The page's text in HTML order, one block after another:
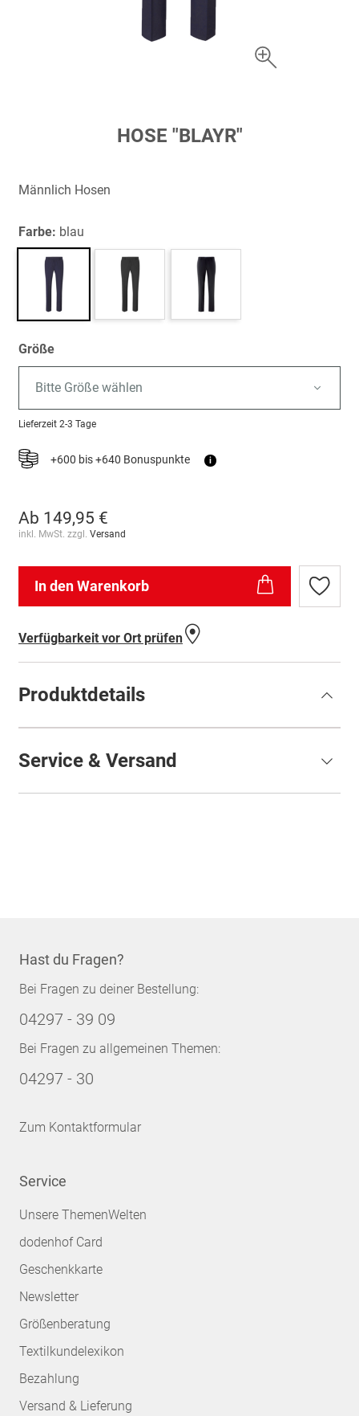
springen
HOSE "BLAYR"
Männlich Hosen
Farbe: blau
Größe
Bitte Größe wählen
Lieferzeit 2-3 Tage
+600 bis +640 Bonuspunkte i
Ab 149,95 €
inkl. MwSt. zzgl. Versand
In den Warenkorb
Zur
Verfügbarkeit vor Ort prüfen
Produktdetails
Service & Versand
Hast du Fragen?
Bei Fragen zu deiner Bestellung:
04297 - 39 09
Bei Fragen zu allgemeinen Themen:
04297 - 30
Zum Kontaktformular
Service
Unsere ThemenWelten
dodenhof Card
Geschenkkarte
Newsletter
Größenberatung
Textilkundelexikon
Bezahlung
Versand & Lieferung